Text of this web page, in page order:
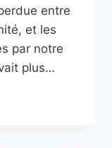
entre
et les
par notre
plus…